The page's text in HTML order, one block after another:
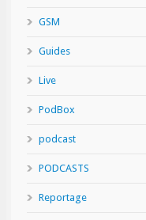
GSM
Guides
Live
PodBox
podcast
PODCASTS
Reportage